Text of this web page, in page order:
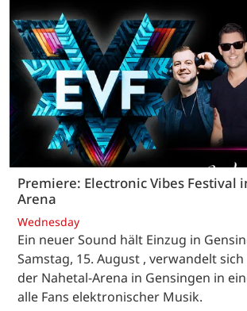
Premiere: Electronic Vibes Festival
Arena
Wednesday
Ein neuer Sound hält Einzug in
Samstag, 15. August , verwandelt
der Nahetal-Arena in Gensingen in
alle Fans elektronischer Musik.